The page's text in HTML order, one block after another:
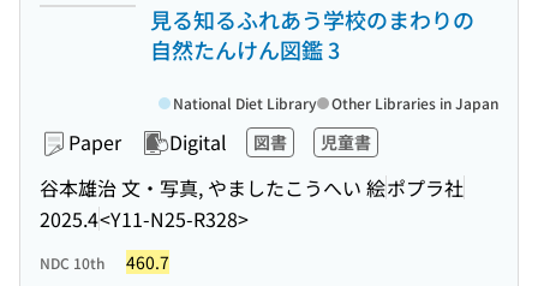
見る知るふれあう学校のまわりの
自然たんけん図鑑 3
Paper Digital 図書 児童書
谷本雄治 文・写真, やましたこうへい 絵ポプラ社
2025.4<Y11-N25-R328>
National Diet Library Other Libraries in Japan
NDC 10th 460.7